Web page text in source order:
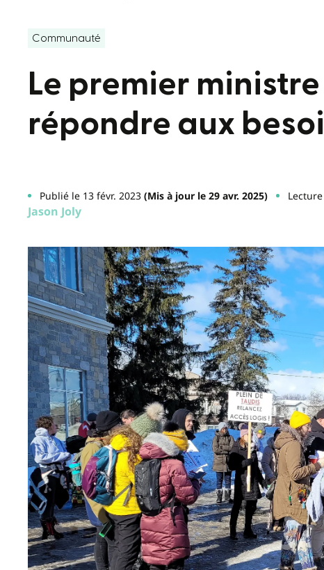
Communauté
Le premier
répondre aux
Publié le 13 févr. 2023(Mis à jour le 29 avr. 2025)
Jason Joly